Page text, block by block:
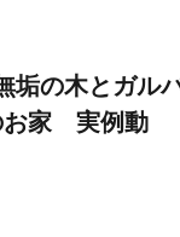
垢の木とガル
お家 実例動